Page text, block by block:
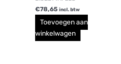
€78,65 incl. btw
Toevoegen aan
winkelwagen